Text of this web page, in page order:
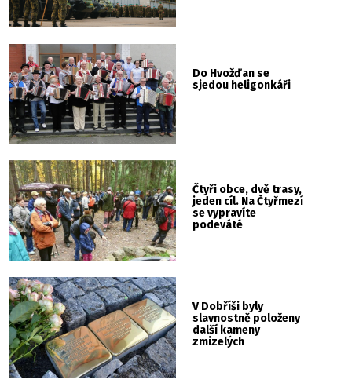
Do Hvožďan se
sjedou heligonkáři
Čtyři obce, dvě trasy,
jeden cíl. Na Čtyřmezí
se vypravíte
podeváté
V Dobříši byly
slavnostně položeny
další kameny
zmizelých